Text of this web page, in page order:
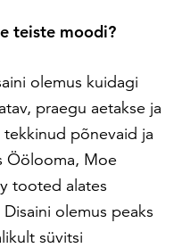
teiste moodi?
olemus kuidagi
praegu aetakse ja
tekkinud põnevaid ja
Öölooma, Moe
tooted alates
olemus peaks
süvitsi